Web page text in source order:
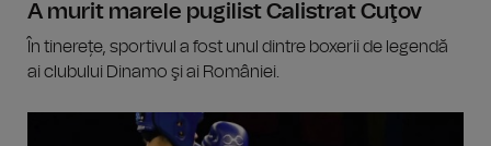
A murit marele pugilist Calistrat Cuţov
În tinerețe, sportivul a fost unul dintre boxerii de legendă
ai clubului Dinamo şi ai României.